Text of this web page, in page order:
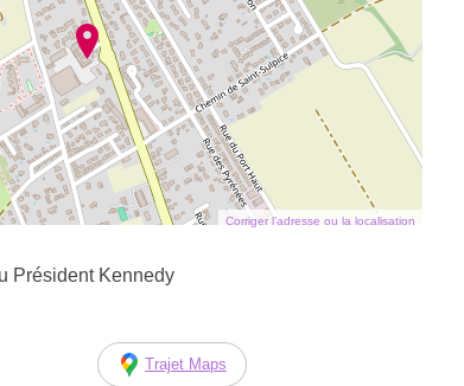
Corriger l’adresse ou la localisation
Président Kennedy
Trajet Maps